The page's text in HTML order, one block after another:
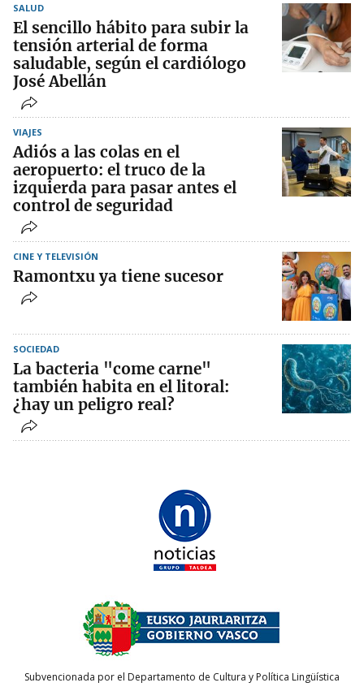
SALUD
El sencillo hábito para subir la
tensión arterial de forma
saludable, según el cardiólogo
José Abellán
VIAJES
Adiós a las colas en el
aeropuerto: el truco de la
izquierda para pasar antes el
control de seguridad
CINE Y TELEVISIÓN
Ramontxu ya tiene sucesor
SOCIEDAD
La bacteria "come carne"
también habita en el litoral:
¿hay un peligro real?
Subvencionada por el Departamento de Cultura y Política Lingüística